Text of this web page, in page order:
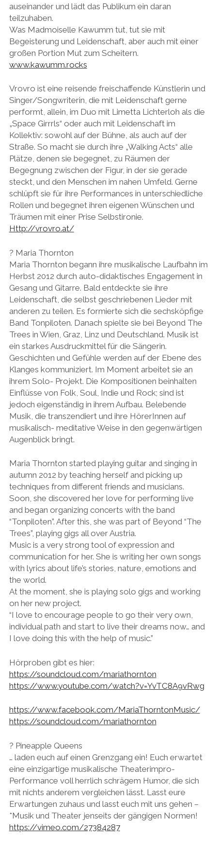
auseinander und lädt das Publikum ein daran
teilzuhaben.
Was Madmoiselle Kawumm tut, tut sie mit
Begeisterung und Leidenschaft, aber auch mit einer
großen Portion Mut zum Scheitern.
www.kawumm.rocks
Vrovro ist eine reisende freischaffende Künstlerin und
Singer/Songwriterin, die mit Leidenschaft gerne
performt, allein, im Duo mit Limetta Lichterloh als die
„Space Girrrls“ oder auch mit Leidenschaft im
Kollektiv: sowohl auf der Bühne, als auch auf der
Straße. So macht sie durch ihre „Walking Acts“ alle
Plätze, denen sie begegnet, zu Räumen der
Begegnung zwischen der Figur, in der sie gerade
steckt, und den Menschen im nahen Umfeld. Gerne
schlüpft sie für ihre Performances in unterschiedliche
Rollen und begegnet ihren eigenen Wünschen und
Träumen mit einer Prise Selbstironie.
Http://vrovro.at/
? Maria Thornton
Maria Thornton begann ihre musikalische Laufbahn im
Herbst 2012 durch auto-didaktisches Engagement in
Gesang und Gitarre. Bald entdeckte sie ihre
Leidenschaft, die selbst geschriebenen Lieder mit
anderen zu teilen. Es formierte sich die sechsköpfige
Band Tonpiloten. Danach spielte sie bei Beyond The
Trees in Wien, Graz, Linz und Deutschland. Musik ist
ein starkes Ausdruckmittel für die Sängerin.
Geschichten und Gefühle werden auf der Ebene des
Klanges kommuniziert. Im Moment arbeitet sie an
ihrem Solo- Projekt. Die Kompositionen beinhalten
Einflüsse von Folk, Soul, Indie und Rock; sind ist
jedoch eigenständig in ihrem Aufbau. Belebende
Musik, die transzendiert und ihre HörerInnen auf
musikalisch- meditative Weise in den gegenwärtigen
Augenblick bringt.
Maria Thornton started playing guitar and singing in
autumn 2012 by teaching herself and picking up
techniques from different friends and musicians.
Soon, she discovered her love for performing live
and began organizing concerts with the band
“Tonpiloten”. After this, she was part of Beyond “The
Trees”, playing gigs all over Austria.
Music is a very strong tool of expression and
communication for her. She is writing her own songs
with lyrics about life’s stories, nature, emotions and
the world.
At the moment, she is playing solo gigs and working
on her new project.
“I love to encourage people to go their very own,
individual path and start to live their dreams now… and
I love doing this with the help of music.”
Hörproben gibt es hier:
https://soundcloud.com/mariathornton
https://www.youtube.com/watch?v=YvTC8A9vRwg
https://www.facebook.com/MariaThorntonMusic/
https://soundcloud.com/mariathornton
? Pineapple Queens
… laden euch auf einen Grenzgang ein! Euch erwartet
eine einzigartige musikalische Theaterimpro-
Performance voll herrlich schrägem Humor, die sich
mit nichts anderem vergleichen lässt. Lasst eure
Erwartungen zuhaus und lasst euch mit uns gehen –
*Musik und Theater jenseits der gängigen Normen!
https://vimeo.com/27384287